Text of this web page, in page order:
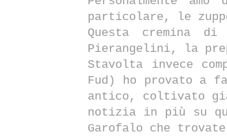
particolare, le
Questa cremina
Pierangelini, la
Stavolta invece
Fud) ho provato a
antico, coltivato
notizia in più su
Garofalo che trovate